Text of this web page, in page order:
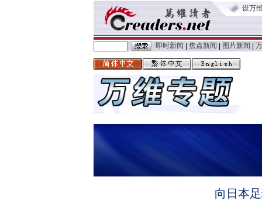
设万
即时新闻 焦点新闻 图片新闻
向日本